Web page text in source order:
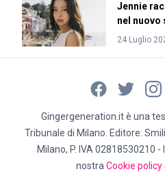
Jennie
nel nuovo
24 Luglio
Gingergeneration.it è una
Tribunale di Milano. Editore:
Milano, P. IVA 02818530210
nostra Cookie policy